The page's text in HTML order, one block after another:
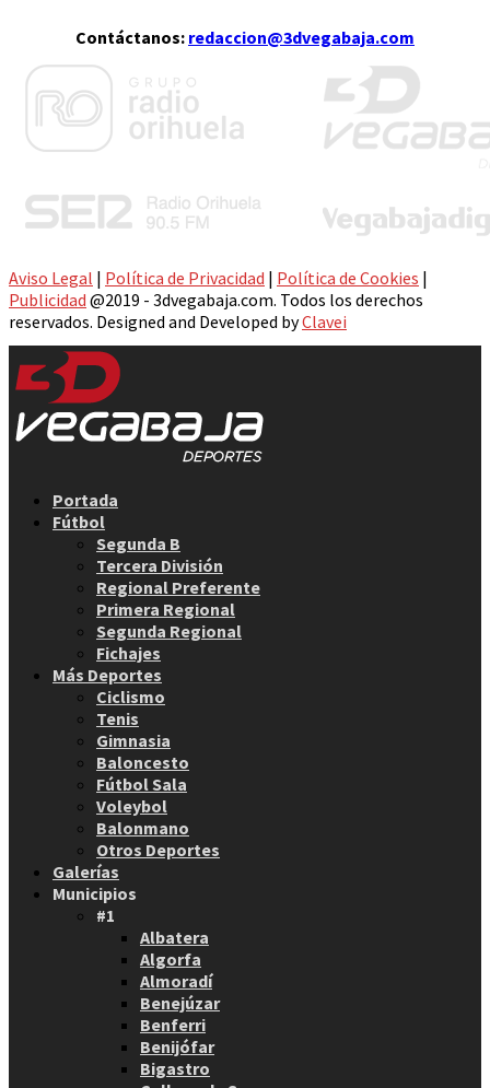
Contáctanos: redaccion@3dvegabaja.com
Aviso Legal | Política de Privacidad | Política de Cookies |
Publicidad @2019 - 3dvegabaja.com. Todos los derechos
reservados. Designed and Developed byClavei
Portada
Fútbol
Segunda B
Tercera División
Regional Preferente
Primera Regional
Segunda Regional
Fichajes
Más Deportes
Ciclismo
Tenis
Gimnasia
Baloncesto
Fútbol Sala
Voleybol
Balonmano
Otros Deportes
Galerías
Municipios
#1
Albatera
Algorfa
Almoradí
Benejúzar
Benferri
Benijófar
Bigastro